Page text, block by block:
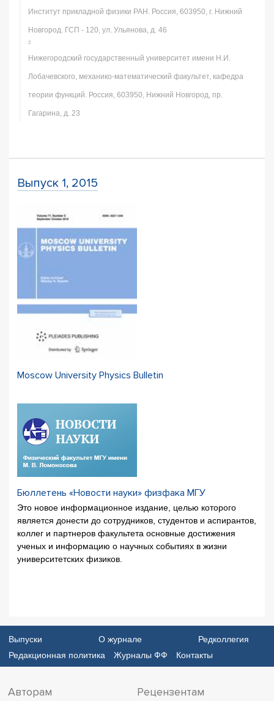
Институт прикладной физики РАН. Россия, 603950, г. Нижний
Новгород. ГСП - 120, ул. Ульянова, д. 46
2
Нижегородский государственный университет имени Н.И.
Лобачевского, механико-математический факультет, кафедра
теории функций. Россия, 603950, Нижний Новгород, пр.
Гагарина, д. 23
Выпуск 1, 2015
Moscow University Physics Bulletin
Бюллетень «Новости науки» физфака МГУ
Это новое информационное издание, целью которого
является донести до сотрудников, студентов и аспирантов,
коллег и партнеров факультета основные достижения
ученых и информацию о научных событиях в жизни
университетских физиков.
Выпуски О журнале
Редколлегия
Редакционная политика
Журналы ФФ Контакты
Авторам Рецензентам